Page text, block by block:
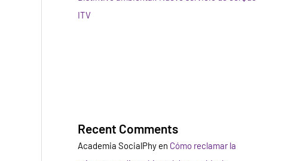
ITV
Recent Comments
Academia SocialPhy en Cómo reclamar la